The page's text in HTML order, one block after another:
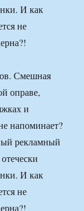
И как
не
Смешная
оправе,
и
напоминает?
рекламный
И как
не